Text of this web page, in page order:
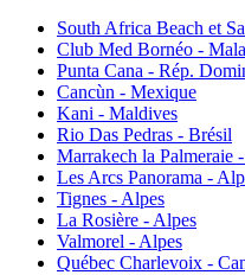
South Africa Beach et
Club Med Bornéo -
Punta Cana - Rép.
Cancùn - Mexique
Kani - Maldives
Rio Das Pedras - Brésil
Marrakech la Palmeraie
Les Arcs Panorama -
Tignes - Alpes
La Rosière - Alpes
Valmorel - Alpes
Québec Charlevoix -